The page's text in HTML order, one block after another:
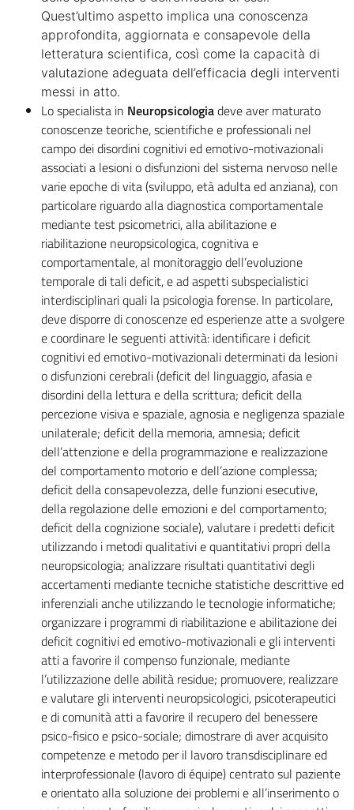
Quest’ultimo aspetto implica una conoscenza
approfondita, aggiornata e consapevole della
letteratura scientifica, così come la capacità di
valutazione adeguata dell’efficacia degli interventi
messi in atto.
Lo specialista in Neuropsicologiadeve aver maturato
conoscenze teoriche, scientifiche e professionali nel
campo dei disordini cognitivi ed emotivo-motivazionali
associati a lesioni o disfunzioni del sistema nervoso nelle
varie epoche di vita (sviluppo, età adulta ed anziana), con
particolare riguardo alla diagnostica comportamentale
mediante test psicometrici, alla abilitazione e
riabilitazione neuropsicologica, cognitiva e
comportamentale, al monitoraggio dell’evoluzione
temporale di tali deficit, e ad aspetti subspecialistici
interdisciplinari quali la psicologia forense. In particolare,
deve disporre di conoscenze ed esperienze atte a svolgere
e coordinare le seguenti attività: identificare i deficit
cognitivi ed emotivo-motivazionali determinati da lesioni
o disfunzioni cerebrali (deficit del linguaggio, afasia e
disordini della lettura e della scrittura; deficit della
percezione visiva e spaziale, agnosia e negligenza spaziale
unilaterale; deficit della memoria, amnesia; deficit
dell’attenzione e della programmazione e realizzazione
del comportamento motorio e dell’azione complessa;
deficit della consapevolezza, delle funzioni esecutive,
della regolazione delle emozioni e del comportamento;
deficit della cognizione sociale), valutare i predetti deficit
utilizzando i metodi qualitativi e quantitativi propri della
neuropsicologia; analizzare risultati quantitativi degli
accertamenti mediante tecniche statistiche descrittive ed
inferenziali anche utilizzando le tecnologie informatiche;
organizzare i programmi di riabilitazione e abilitazione dei
deficit cognitivi ed emotivo-motivazionali e gli interventi
atti a favorire il compenso funzionale, mediante
l’utilizzazione delle abilità residue; promuovere, realizzare
e valutare gli interventi neuropsicologici, psicoterapeutici
e di comunità atti a favorire il recupero del benessere
psico-fisico e psico-sociale; dimostrare di aver acquisito
competenze e metodo per il lavoro transdisciplinare ed
interprofessionale (lavoro di équipe) centrato sul paziente
e orientato alla soluzione dei problemi e all’inserimento o